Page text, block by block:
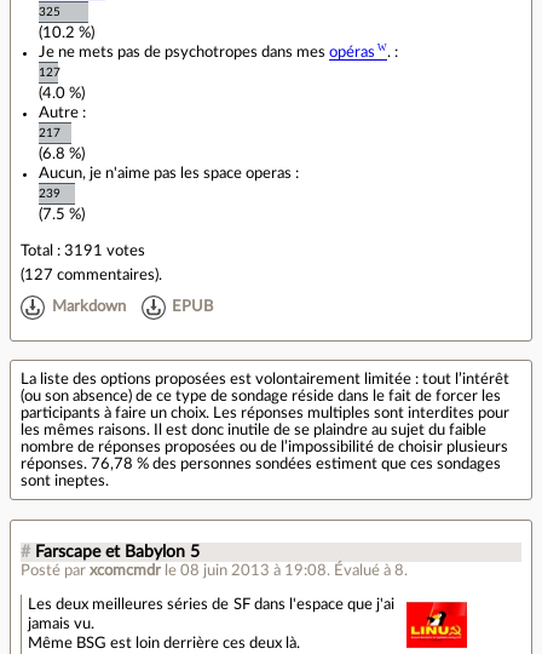
325
(10.2 %)
Je ne mets pas de psychotropes dans mes opéras . :
127
(4.0 %)
Autre :
217
(6.8 %)
Aucun, je n'aime pas les space operas :
239
(7.5 %)
Total : 3191 votes
(127 commentaires).
Markdown EPUB
La liste des options proposées est volontairement limitée : tout l’intérêt
(ou son absence) de ce type de sondage réside dans le fait de forcer les
participants à faire un choix. Les réponses multiples sont interdites pour
les mêmes raisons. Il est donc inutile de se plaindre au sujet du faible
nombre de réponses proposées ou de l’impossibilité de choisir plusieurs
réponses. 76,78 % des personnes sondées estiment que ces sondages
sont ineptes.
# Farscape et Babylon 5
Posté par xcomcmdr le 08 juin 2013 à 19:08. Évalué à 8.
Les deux meilleures séries de SF dans l'espace que j'ai
jamais vu.
Même BSG est loin derrière ces deux là.